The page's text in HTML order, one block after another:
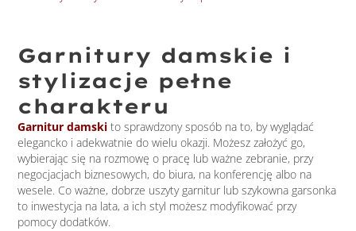
Garnitury damskie i
stylizacje pełne
charakteru
Garnitur damski to sprawdzony sposób na to, by wyglądać
elegancko i adekwatnie do wielu okazji. Możesz założyć go,
wybierając się na rozmowę o pracę lub ważne zebranie, przy
negocjacjach biznesowych, do biura, na konferencję albo na
wesele. Co ważne, dobrze uszyty garnitur lub szykowna garsonka
to inwestycja na lata, a ich styl możesz modyfikować przy
pomocy dodatków.